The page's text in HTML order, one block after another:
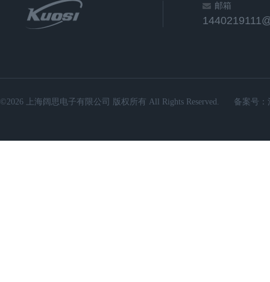
邮箱
©2026 上海阔思电子有限公司 版权所有 All Rights Reserved. 备案号：